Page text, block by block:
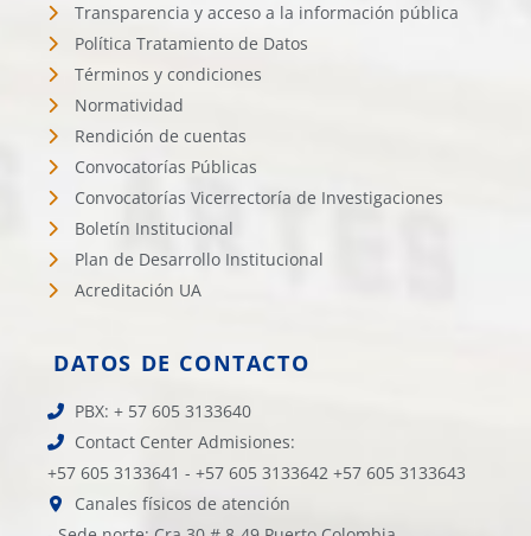
Transparencia y acceso a la información pública
Política Tratamiento de Datos
Términos y condiciones
Normatividad
Rendición de cuentas
Convocatorías Públicas
Convocatorías Vicerrectoría de Investigaciones
Boletín Institucional
Plan de Desarrollo Institucional
Acreditación UA
DATOS DE CONTACTO
PBX: + 57 605 3133640
Contact Center Admisiones:
+57 605 3133641 - +57 605 3133642 +57 605 3133643
Canales físicos de atención